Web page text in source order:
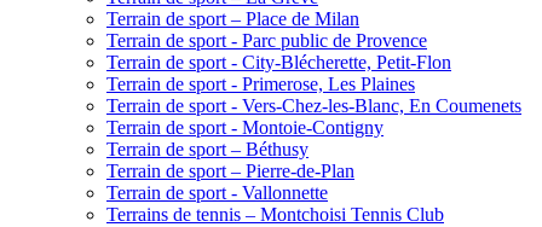
Terrain de sport – Place de Milan
Terrain de sport - Parc public de Provence
Terrain de sport - City-Blécherette, Petit-Flon
Terrain de sport - Primerose, Les Plaines
Terrain de sport - Vers-Chez-les-Blanc, En Coumenets
Terrain de sport - Montoie-Contigny
Terrain de sport – Béthusy
Terrain de sport – Pierre-de-Plan
Terrain de sport - Vallonnette
Terrains de tennis – Montchoisi Tennis Club